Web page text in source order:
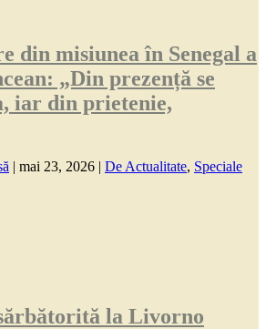
din misiunea în Senegal a
„Din prezență se
iar din prietenie,
| mai 23, 2026 | De Actualitate, Speciale
la Livorno